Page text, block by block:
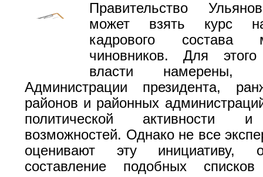
Правительство
может взять курс
кадрового состава
чиновников. Для этого
власти намерены,
Администрации президента,
районов и районных
политической активности и
возможностей. Однако не все
оценивают эту инициативу,
составление подобных